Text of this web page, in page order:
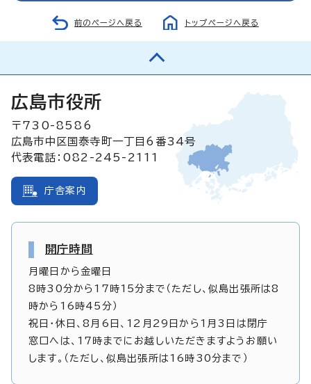
前のページへ戻る トップページへ戻る
広島市役所
〒730-8586
広島市中区国泰寺町一丁目6番34号
代表電話：082-245-2111
庁舎案内
開庁時間
月曜日から金曜日
8時30分から17時15分まで（ただし、似島出張所は8
時から16時45分）
祝日・休日、8月6日、12月29日から1月3日は閉庁
窓口へは、17時までにお越しいただきますようお願い
します。（ただし、似島出張所は16時30分まで）